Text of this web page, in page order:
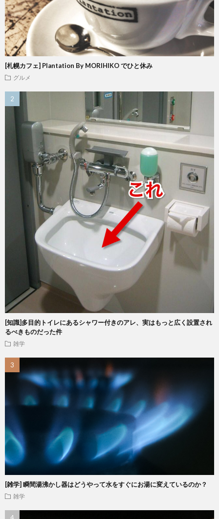
[札幌カフェ] Plantation By MORIHIKO でひと休み
グルメ
[知識]多目的トイレにあるシャワー付きのアレ、実はもっと広く設置され
るべきものだった件
雑学
[雑学] 瞬間湯沸かし器はどうやって水をすぐにお湯に変えているのか？
雑学